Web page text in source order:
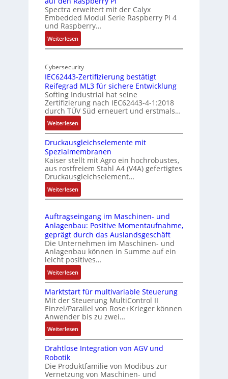
n
d
E
g
e
o
l
l
-
I
d
u
t
r
i
e
-
P
C
l
ä
s
s
s
i
c
h
f
l
e
x
i
b
e
l
f
ü
r
i
Spectra erweitert mit der Calyx
Embedded Modul Serie Raspberry Pi 4
und Raspberry…
Weiterlesen:
M
b
i
f
u
n
k
m
o
d
u
l
e
b
i
e
n
4
G
u
n
d
5
G
a
u
f
e
n
Cybersecurity
IEC62443-Zertifizierung bestätigt
Reifegrad ML3 für sichere Entwicklung
Softing Industrial hat seine
Zertifizierung nach IEC62443-4-1:2018
durch TÜV Süd erneuert und erstmals…
Weiterlesen:
I
E
C
6
2
4
4
3
Z
e
r
t
i
i
e
r
n
g
e
s
Druckausgleichselemente mit
Spezialmembranen
Kaiser stellt mit Agro ein hochrobustes,
aus rostfreiem Stahl A4 (V4A) gefertigtes
Druckausgleichselement…
Weiterlesen:
D
u
c
k
a
u
s
g
l
e
i
c
h
s
e
m
Auftragseingang im Maschinen- und
Anlagenbau: Positive Momentaufnahme,
geprägt durch das Auslandsgeschäft
Die Unternehmen im Maschinen- und
Anlagenbau können in Summe auf ein
leicht positives…
Weiterlesen:
A
u
f
t
r
a
g
s
i
Marktstart für multivariable Steuerung
Mit der Steuerung MultiControl II
Einzel/Parallel von Rose+Krieger können
Anwender bis zu zwei…
Weiterlesen:
M
a
k
t
Drahtlose Integration von AGV und
Robotik
Die Produktfamilie von Modibus zur
Vernetzung von Maschinen- und